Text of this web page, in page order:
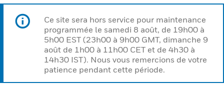
Ce site sera hors service pour maintenance
programmée le samedi 8 août, de 19h00 à
5h00 EST (23h00 à 9h00 GMT, dimanche 9
août de 1h00 à 11h00 CET et de 4h30 à
14h30 IST). Nous vous remercions de votre
patience pendant cette période.